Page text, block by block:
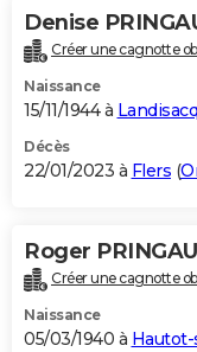
Denise
Créer une cagnotte
Naissance
15/11/1944 à Landisacq
Décès
22/01/2023 à Flers (
Roger
Créer une cagnotte
Naissance
05/03/1940 à